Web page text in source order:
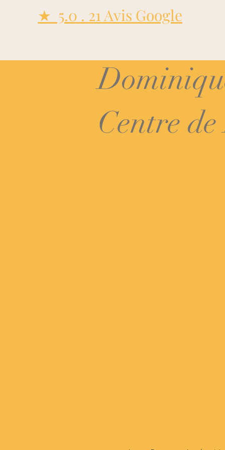
★ 5.0 . 21 Avis Google
Centre